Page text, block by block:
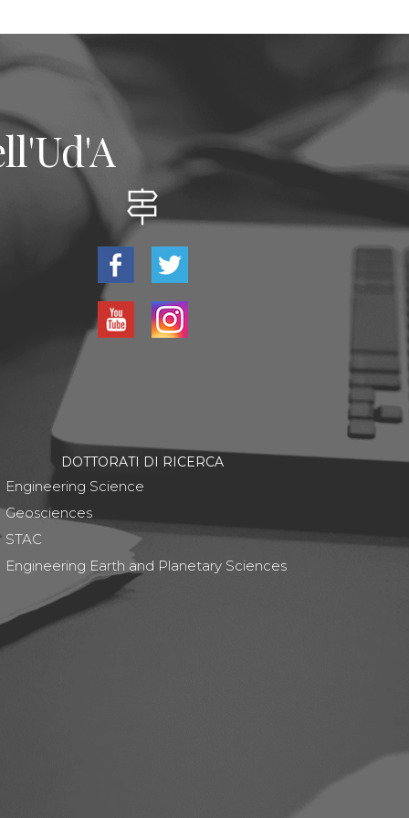
DOTTORATI DI RICERCA
Engineering Science
Geosciences
STAC
Engineering Earth and Planetary Sciences